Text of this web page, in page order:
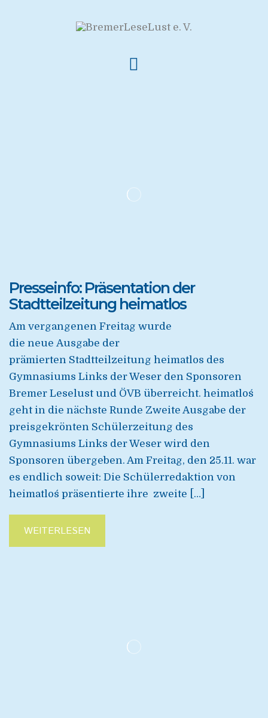
Presseinfo: Präsentation der
Stadtteilzeitung heimatlos
Am vergangenen Freitag wurde
die neue Ausgabe der
prämierten Stadtteilzeitung heimatlos des
Gymnasiums Links der Weser den Sponsoren
Bremer Leselust und ÖVB überreicht. `heimatlos´
geht in die nächste Runde Zweite Ausgabe der
preisgekrönten Schülerzeitung des
Gymnasiums Links der Weser wird den
Sponsoren übergeben. Am Freitag, den 25.11. war
es endlich soweit: Die Schülerredaktion von
`heimatlos´ präsentierte ihre zweite […]
WEITERLESEN